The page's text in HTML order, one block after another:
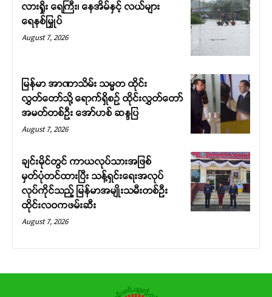
လားရှိုး ရေကြီး၊ နေအိမ်နှင့် လယ်များ
ရေနစ်မြှုပ်
August 7, 2026
မြန်မာ အာဏာသိမ်း သမ္မတ ထိုင်း
လွှတ်တော်သို့ ရောက်ရှိစဉ် ထိုင်းလွှတ်တော်
အမတ်တစ်ဦး အော်ဟစ် ဆန္ဒပြ
August 7, 2026
ချင်းမိုင်တွင် ကာယလုပ်သားအဖြစ်
မှတ်ပုံတင်ထားပြီး သန့်ရှင်းရေးအလုပ်
လုပ်ကိုင်သည့် မြန်မာအမျိုးသမီးတစ်ဦး
ထိုင်းလဝကဖမ်းဆီး
August 7, 2026